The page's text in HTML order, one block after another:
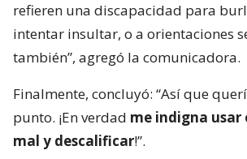
refieren una discapacidad para
intentar insultar, o a orientaciones
también”, agregó la comunicadora.
Finalmente, concluyó: “Así que
punto. ¡En verdad me indigna
mal y descalificar!”.